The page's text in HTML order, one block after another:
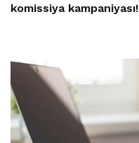
komissiya kampaniyası!